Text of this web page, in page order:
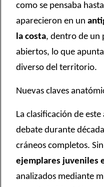
como se pensaba
aparecieron en un
la costa, dentro de un
abiertos, lo que
diverso del territorio.
Nuevas claves
La clasificación de
debate durante
cráneos completos.
ejemplares juveniles
analizados mediante